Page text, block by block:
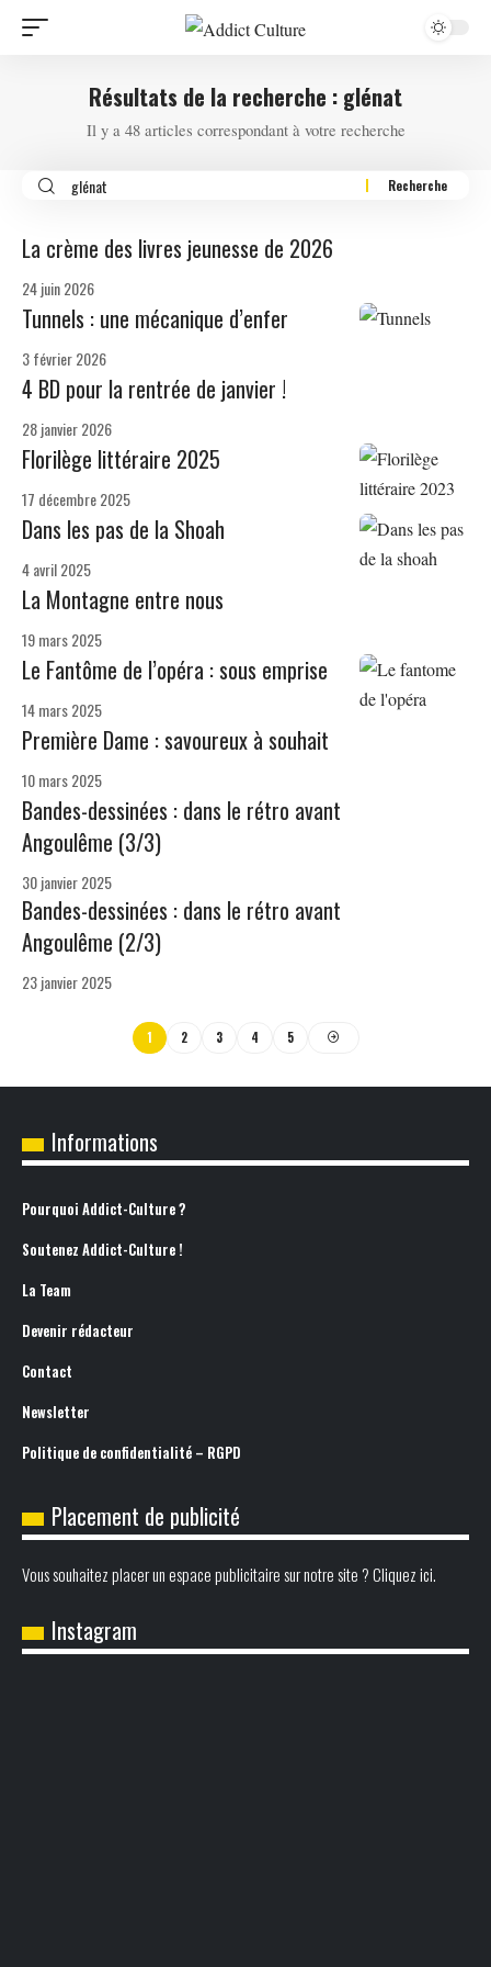
Résultats de la recherche : glénat
Il y a 48 articles correspondant à votre recherche
La crème des livres jeunesse de 2026
24 juin 2026
Tunnels : une mécanique d’enfer
3 février 2026
4 BD pour la rentrée de janvier !
28 janvier 2026
Florilège littéraire 2025
17 décembre 2025
Dans les pas de la Shoah
4 avril 2025
La Montagne entre nous
19 mars 2025
Le Fantôme de l’opéra : sous emprise
14 mars 2025
Première Dame : savoureux à souhait
10 mars 2025
Bandes-dessinées : dans le rétro avant
Angoulême (3/3)
30 janvier 2025
Bandes-dessinées : dans le rétro avant
Angoulême (2/3)
23 janvier 2025
1 2 3 4 5
Informations
Pourquoi Addict-Culture ?
Soutenez Addict-Culture !
La Team
Devenir rédacteur
Contact
Newsletter
Politique de confidentialité – RGPD
Placement de publicité
Vous souhaitez placer un espace publicitaire sur notre site ? Cliquez ici.
Instagram